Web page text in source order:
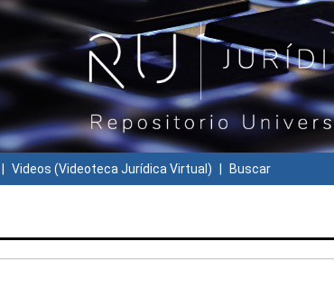
Videos (Videoteca Jurídica Virtual) Buscar